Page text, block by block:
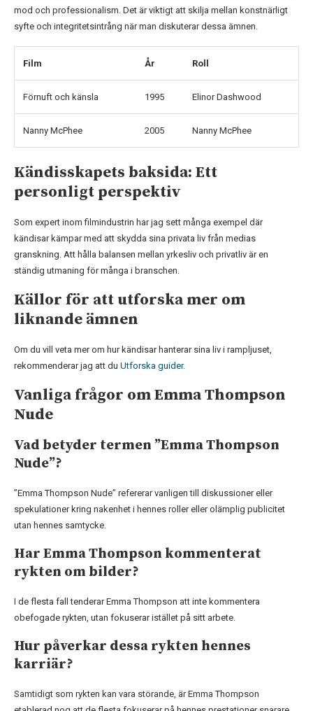
mod och professionalism. Det är viktigt att skilja mellan konstnärligt
syfte och integritetsintrång när man diskuterar dessa ämnen.
Film År Roll
Förnuft och känsla 1995 Elinor Dashwood
Nanny McPhee 2005 Nanny McPhee
Kändisskapets baksida: Ett
personligt perspektiv
Som expert inom filmindustrin har jag sett många exempel där
kändisar kämpar med att skydda sina privata liv från medias
granskning. Att hålla balansen mellan yrkesliv och privatliv är en
ständig utmaning för många i branschen.
Källor för att utforska mer om
liknande ämnen
Om du vill veta mer om hur kändisar hanterar sina liv i rampljuset,
rekommenderar jag att du Utforska guider.
Vanliga frågor om Emma Thompson
Nude
Vad betyder termen ”Emma Thompson
Nude”?
”Emma Thompson Nude” refererar vanligen till diskussioner eller
spekulationer kring nakenhet i hennes roller eller olämplig publicitet
utan hennes samtycke.
Har Emma Thompson kommenterat
rykten om bilder?
I de flesta fall tenderar Emma Thompson att inte kommentera
obefogade rykten, utan fokuserar istället på sitt arbete.
Hur påverkar dessa rykten hennes
karriär?
Samtidigt som rykten kan vara störande, är Emma Thompson